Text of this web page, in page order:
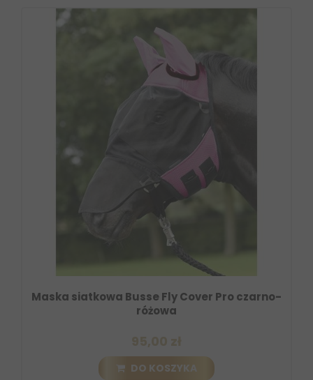
Maska siatkowa Busse Fly Cover Pro czarno-
różowa
DO KOSZYKA